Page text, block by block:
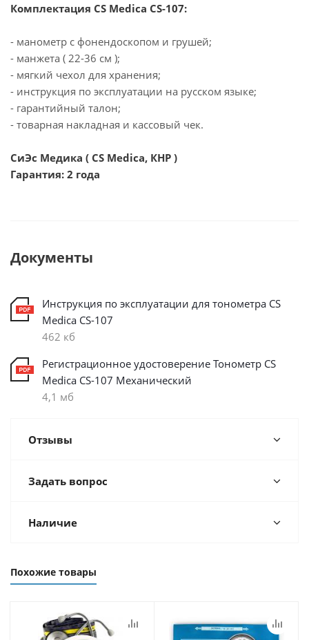
Комплектация CS Medica CS-107:
- манометр с фонендоскопом и грушей;
- манжета ( 22-36 см );
- мягкий чехол для хранения;
- инструкция по эксплуатации на русском языке;
- гарантийный талон;
- товарная накладная и кассовый чек.
СиЭс Медика ( CS Medica, КНР )
Гарантия: 2 года
Документы
Инструкция по эксплуатации для тонометра CS
Medica CS-107
462 кб
Регистрационное удостоверение Тонометр CS
Medica CS-107 Механический
4,1 мб
Отзывы
Задать вопрос
Наличие
Похожие товары